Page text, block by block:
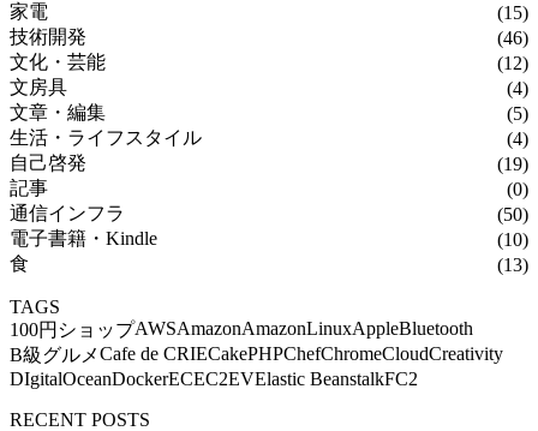
家電
(15)
技術開発
(46)
文化・芸能
(12)
文房具
(4)
文章・編集
(5)
生活・ライフスタイル
(4)
自己啓発
(19)
記事
(0)
通信インフラ
(50)
電子書籍・Kindle
(10)
食
(13)
TAGS
100円ショップAWSAmazonAmazonLinuxAppleBluetooth
B級グルメCafe de CRIECakePHPChefChromeCloudCreativity
DIgitalOceanDockerECEC2EVElastic BeanstalkFC2
RECENT POSTS